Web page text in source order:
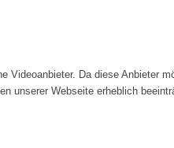
Da diese Anbieter
Webseite erheblich